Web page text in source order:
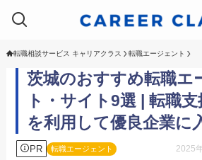
転職相談サービス キャリアクラス 転職エージェント
茨城のおすすめ転職エ
ト・サイト9選 | 転職
を利用して優良企業に
PR 転職エージェント 2025